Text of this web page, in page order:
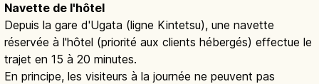
Navette de l'hôtel
Depuis la gare d'Ugata (ligne Kintetsu), une navette
réservée à l'hôtel (priorité aux clients hébergés) effectue le
trajet en 15 à 20 minutes.
En principe, les visiteurs à la journée ne peuvent pas